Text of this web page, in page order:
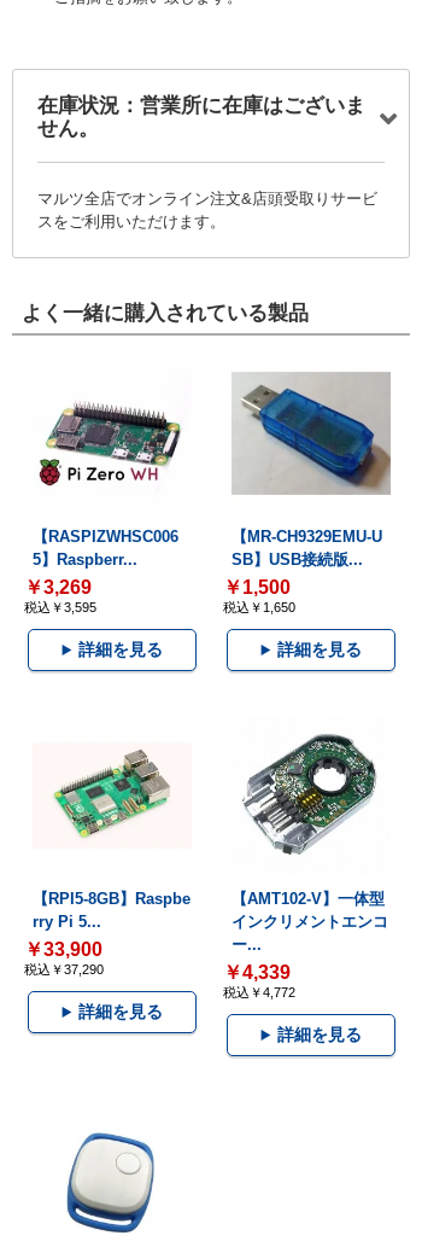
在庫状況：営業所に在庫はございま
せん。
マルツ全店でオンライン注文&店頭受取りサービ
スをご利用いただけます。
よく一緒に購入されている製品
【RASPIZWHSC006
5】Raspberr...
￥3,269
税込￥3,595
詳細を見る
【MR-CH9329EMU-U
SB】USB接続版...
￥1,500
税込￥1,650
詳細を見る
【RPI5-8GB】Raspbe
rry Pi 5...
￥33,900
税込￥37,290
詳細を見る
【AMT102-V】一体型
インクリメントエンコ
ー...
￥4,339
税込￥4,772
詳細を見る